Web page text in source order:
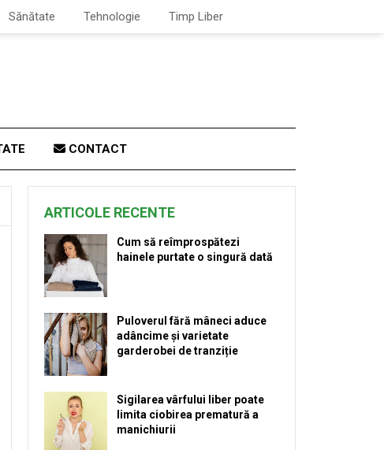
Sănătate Tehnologie Timp Liber
CONTACT
ARTICOLE RECENTE
Cum să reîmprospătezi
hainele purtate o singură dată
Puloverul fără mâneci aduce
adâncime și varietate
garderobei de tranziție
Sigilarea vârfului liber poate
limita ciobirea prematură a
manichiurii